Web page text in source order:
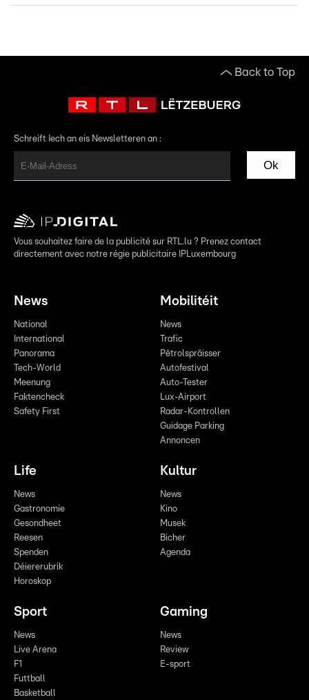
Back to Top
Schreift Iech an eis Newsletteren an :
Ok
Vous souhaitez faire de la publicité sur RTL.lu ? Prenez contact
directement avec notre régie publicitaire IPLuxembourg
News
National
International
Panorama
Tech-World
Meenung
Faktencheck
Safety First
Mobilitéit
News
Trafic
Pëtrolspräisser
Autofestival
Auto-Tester
Lux-Airport
Radar-Kontrollen
Guidage Parking
Annoncen
Life
News
Gastronomie
Gesondheet
Reesen
Spenden
Déiererubrik
Horoskop
Kultur
News
Kino
Musek
Bicher
Agenda
Sport
News
Live Arena
F1
Futtball
Basketball
Gaming
News
Review
E-sport